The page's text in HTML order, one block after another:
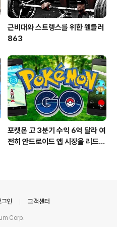
근비대와 스트렝스를 위한 웬들러
863
포캣몬 고 3분기 수익 6억 달라 여
전히 안드로이드 앱 시장을 리드
그인 고객센터
Corp.